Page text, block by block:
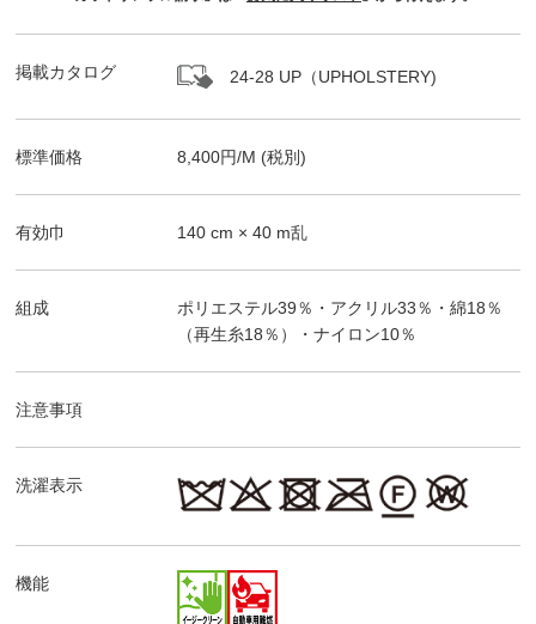
掲載カタログ 24-28 UP（UPHOLSTERY)
標準価格 8,400円/M (税別)
有効巾 140 cm ×40 m乱
組成
ポリエステル39％・アクリル33％・綿18％
（再生糸18％）・ナイロン10％
注意事項
洗濯表示
機能